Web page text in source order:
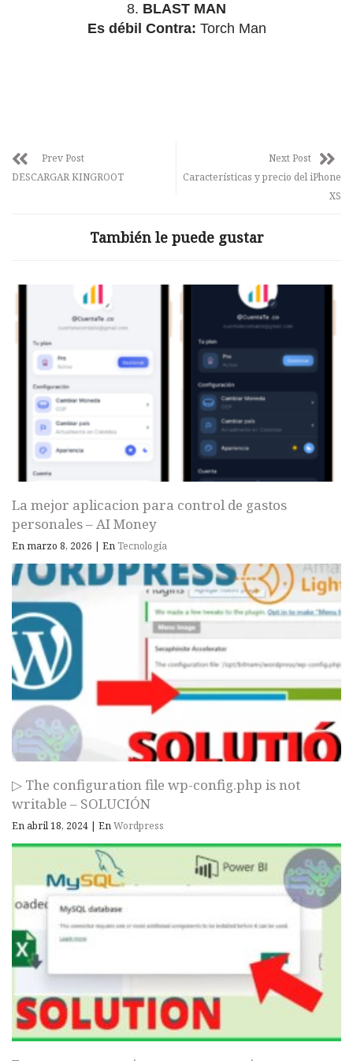
8. BLAST MAN
Es débil Contra: Torch Man
Prev Post
DESCARGAR KINGROOT
Next Post
Características y precio del iPhone
XS
También le puede gustar
La mejor aplicacion para control de gastos
personales – AI Money
En marzo 8, 2026 | En Tecnología
▷ The configuration file wp-config.php is not
writable – SOLUCIÓN
En abril 18, 2024 | EnWordpress